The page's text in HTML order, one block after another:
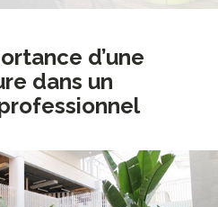
d’une
dans un